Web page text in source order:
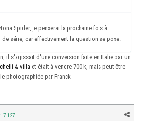
Spider, je penserai la prochaine fois à
de série, car effectivement la question se pose.
il s'agissait d'une conversion faite en Italie par un
& villa et était à vendre 700 k, mais peut-être
photographiée par Franck
7 127